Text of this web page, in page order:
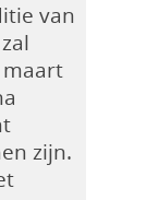
van
maart
zijn.